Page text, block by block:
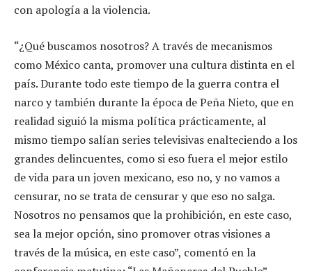
con apología a la violencia.
“¿Qué buscamos nosotros? A través de mecanismos
como México canta, promover una cultura distinta en el
país. Durante todo este tiempo de la guerra contra el
narco y también durante la época de Peña Nieto, que en
realidad siguió la misma política prácticamente, al
mismo tiempo salían series televisivas enalteciendo a los
grandes delincuentes, como si eso fuera el mejor estilo
de vida para un joven mexicano, eso no, y no vamos a
censurar, no se trata de censurar y que eso no salga.
Nosotros no pensamos que la prohibición, en este caso,
sea la mejor opción, sino promover otras visiones a
través de la música, en este caso”, comentó en la